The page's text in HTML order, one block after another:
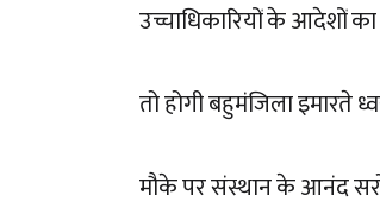
उच्चाधिकारियों के आदेशों का
तो होगी बहुमंजिला इमारते
मौके पर संस्थान के आनंद